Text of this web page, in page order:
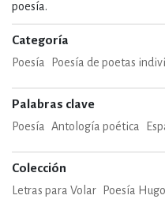
poesía.
Categoría
Poesía Poesía de poetas
Palabras clave
Poesía Antología poética
Colección
Letras para Volar Poesía